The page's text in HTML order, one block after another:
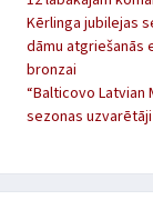
Kērlinga jubilejas
dāmu atgriešanās
bronzai
“Balticovo Latvian
sezonas